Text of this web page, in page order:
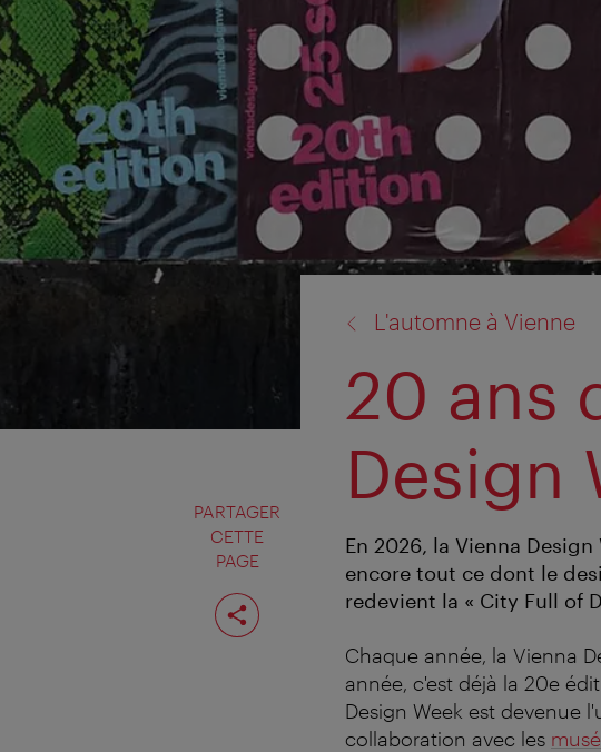
PARTAGER
CETTE
PAGE
Partager
cette
page
L'automne à Vienne
20 ans
Design
En 2026, la Vienna
encore tout ce dont le
redevient la « City Full of
Chaque année, la Vienna
année, c'est déjà la 20e
Design Week est devenue
collaboration avec les